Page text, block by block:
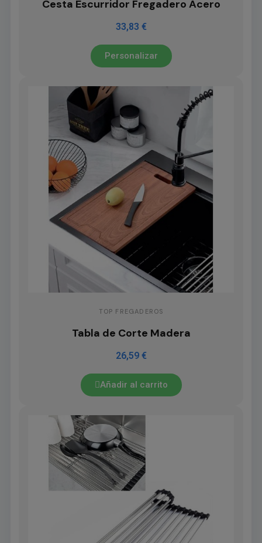
Cesta Escurridor Fregadero Acero
33,83 €
Personalizar
TOP FREGADEROS
Tabla de Corte Madera
26,59 €
Añadir al carrito